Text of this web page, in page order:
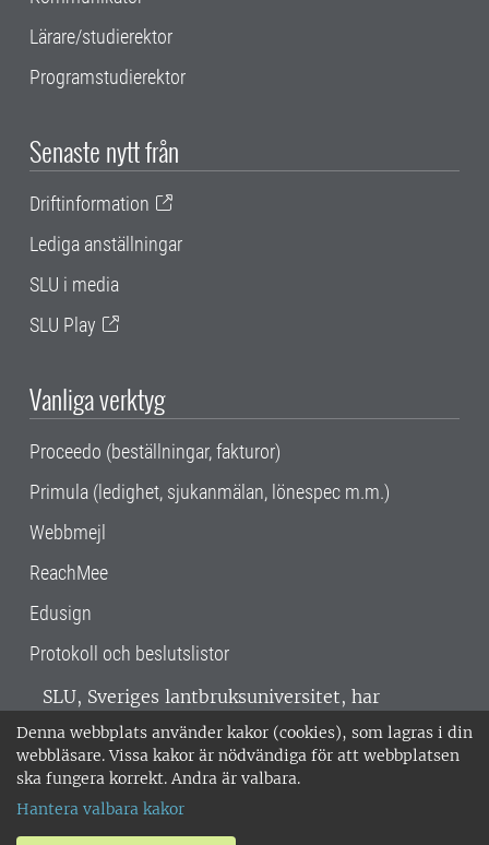
Denna webbplats använder kakor (cookies), som lagras i din
webbläsare. Vissa kakor är nödvändiga för att webbplatsen
ska fungera korrekt. Andra är valbara.
Hantera valbara kakor
Lärare/studierektor
Programstudierektor
Senaste nytt från
Driftinformation
Lediga anställningar
SLU i media
SLU Play
Vanliga verktyg
Proceedo (beställningar, fakturor)
Primula (ledighet, sjukanmälan, lönespec m.m.)
Webbmejl
ReachMee
Edusign
Protokoll och beslutslistor
SLU, Sveriges lantbruksuniversitet, har
verksamhet över hela Sverige. Huvudorter är
Alnarp, Uppsala och Umeå.SLU är
miljöcertifierat enligt ISO 14001. •
018-67 10 00 • Org nr: 202100-2817 •